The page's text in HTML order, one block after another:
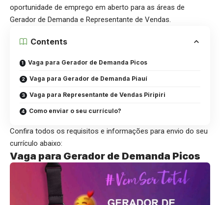
oportunidade de emprego em aberto para as áreas de
Gerador de Demanda e Representante de Vendas.
Contents
Vaga para Gerador de Demanda Picos
Vaga para Gerador de Demanda Piauí
Vaga para Representante de Vendas Piripiri
Como enviar o seu currículo?
Confira todos os requisitos e informações para envio do seu
currículo abaixo:
Vaga para Gerador de Demanda Picos